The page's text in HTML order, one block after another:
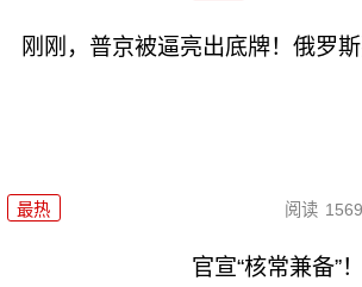
刚刚，普京被逼亮出底牌！俄罗斯
最热 阅读
官宣“核常兼备”